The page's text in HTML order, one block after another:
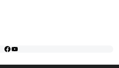
Facebook